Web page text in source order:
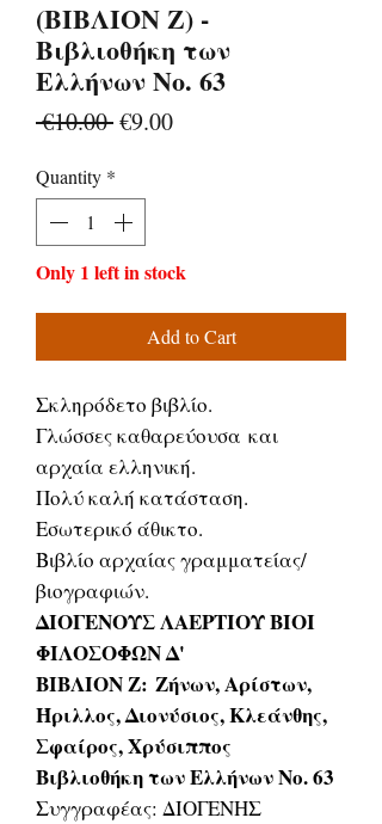
(ΒΙΒΛΙΟΝ Ζ) -
Βιβλιοθήκη των
Ελλήνων Νο. 63
€10.00 Regular
€9.00Sale
Quantity *
Only 1 left in stock
Add to Cart
Σκληρόδετο βιβλίο.
Γλώσσες καθαρεύουσα και
αρχαία ελληνική.
Πολύ καλή κατάσταση.
Εσωτερικό άθικτο.
Βιβλίο αρχαίας γραμματείας/
βιογραφιών.
ΔΙΟΓΕΝΟΥΣ ΛΑΕΡΤΙΟΥ ΒΙΟΙ
ΦΙΛΟΣΟΦΩΝ Δ'
ΒΙΒΛΙΟΝ Ζ: Ζήνων, Αρίστων,
Ήριλλος, Διονύσιος, Κλεάνθης,
Σφαίρος, Χρύσιππος
Βιβλιοθήκη των Ελλήνων Νο. 63
Συγγραφέας: ΔΙΟΓΕΝΗΣ